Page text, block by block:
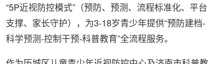
“5P近视防控模式”（预防、预测、流程标准化、平台
支撑、家长守护），为3-18岁青少年提供“预防建档-
科学预测-控制干预-科普教育”全流程服务。